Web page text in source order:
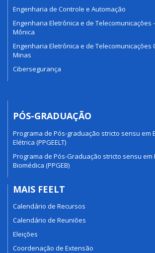
Engenharia de Controle e Automação
Engenharia Eletrônica e de Telecomunicações
Mônica
Engenharia Eletrônica e de Telecomunicações
Minas
Cibersegurança
PÓS-GRADUAÇÃO
Programa de Pós-graduação stricto sensu em
Elétrica (PPGEELT)
Programa de Pós-Graduação stricto sensu em
Biomédica (PPGEB)
MAIS FEELT
Calendário de Recursos
Calendário de Reuniões
Eleições
Coordenação de Extensão